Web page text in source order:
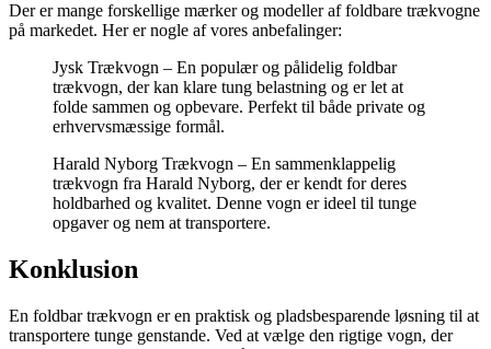
Der er mange forskellige mærker og modeller af foldbare trækvogne
på markedet. Her er nogle af vores anbefalinger:
Jysk Trækvogn – En populær og pålidelig foldbar
trækvogn, der kan klare tung belastning og er let at
folde sammen og opbevare. Perfekt til både private og
erhvervsmæssige formål.
Harald Nyborg Trækvogn – En sammenklappelig
trækvogn fra Harald Nyborg, der er kendt for deres
holdbarhed og kvalitet. Denne vogn er ideel til tunge
opgaver og nem at transportere.
Konklusion
En foldbar trækvogn er en praktisk og pladsbesparende løsning til at
transportere tunge genstande. Ved at vælge den rigtige vogn, der